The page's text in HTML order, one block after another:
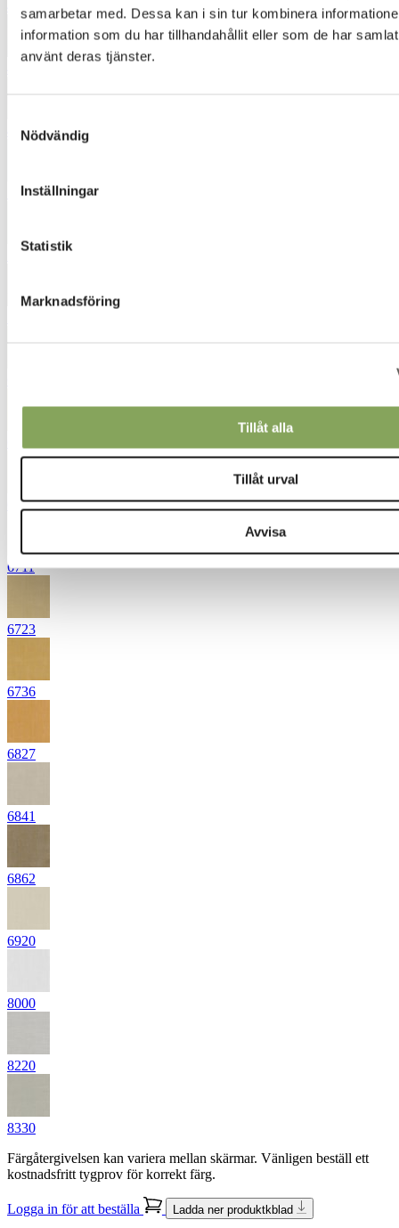
samarbetar med. Dessa kan i sin tur kombinera
information som du har tillhandahållit eller som de har
använt deras tjänster.
Nödvändig
Inställningar
Statistik
Marknadsföring
Tillåt alla
Tillåt urval
Avvisa
4851
5031
5631
6531
6711
6723
6736
6827
6841
6862
6920
8000
8220
8330
Färgåtergivelsen kan variera mellan skärmar. Vänligen beställ ett
kostnadsfritt tygprov för korrekt färg.
Logga in för att beställa Ladda ner produktkblad